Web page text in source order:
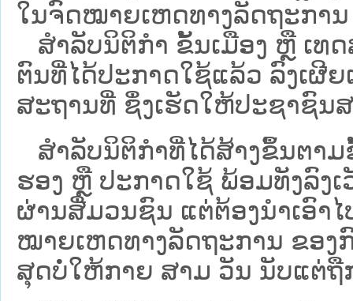
ໃນຈົດໝາຍເຫດທາງລັດຖະການ
ສຳລັບນິ​ຕິ​ກຳ ຂັ້ນເມືອງ ຫຼື ເທ
ຕົນທີ່ໄດ້ປະກາດໃຊ້ແລ້ວ ລົງ​ເຜີ
ສະຖານທີ່ ຊຶ່ງເຮັດໃຫ້ປະຊາຊົນສ
ສໍາລັບນິຕິກໍາທີ່ໄດ້ສ້າງຂຶ້ນຕາ
ຮອງ ຫຼື ປະກາດໃຊ້ ພ້ອມທັງລົງ
ຜ່ານສື່ມວນຊົນ ແຕ່ຕ້ອງນໍາເອົາ
ໝາຍ​ເຫດ​ທາງ​ລັດ​ຖະ​ການ​ ຂອ
ສຸດບໍ່ໃຫ້ກາຍ ສາມ ວັນ ນັບແຕ່ຖື